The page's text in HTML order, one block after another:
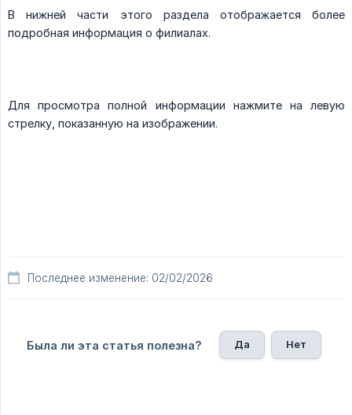
В нижней части этого раздела отображается более
подробная информация о филиалах.
Для просмотра полной информации нажмите на левую
стрелку, показанную на изображении.
Последнее изменение: 02/02/2026
Была ли эта статья полезна? Да Нет